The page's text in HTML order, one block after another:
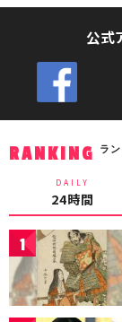
公式
RANKING ラ
DAILY
24時間
1